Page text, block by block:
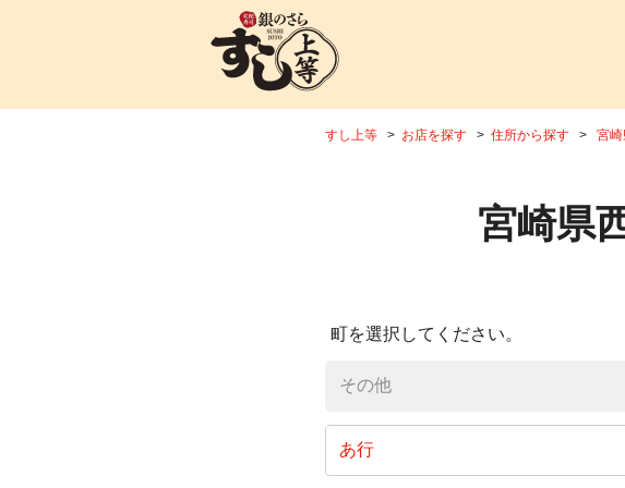
すし上等 お店を探す 住所から探す 宮
宮崎県
町を選択してください。
その他
あ行